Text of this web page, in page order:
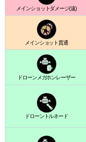
メインショットダメージ(遠)
メインショット貫通
ドローンメガホンレーザー
ドローントルネード